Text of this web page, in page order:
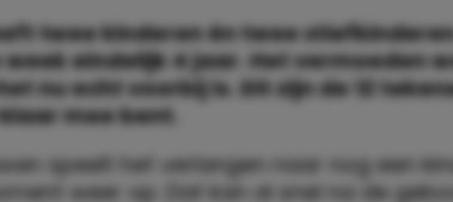
twee kinderen én twee
eindelijk 4 jaar. Het vermoeden
nu echt voorbij is. Dit zijn de 12
mee bent.
speelt het verlangen naar nog een
weer op. Dat kan al snel na de